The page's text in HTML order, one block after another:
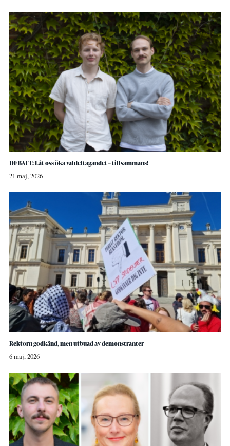
DEBATT: Låt oss öka valdeltagandet – tillsammans!
21 maj, 2026
Rektorn godkänd, men utbuad av demonstranter
6 maj, 2026